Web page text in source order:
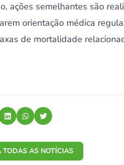
ações semelhantes são
orientação médica
de mortalidade
AS NOTÍCIAS